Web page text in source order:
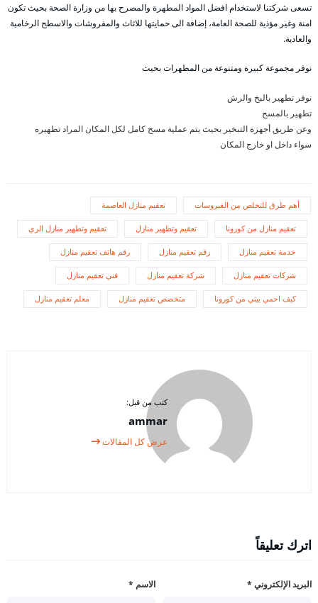
تسعى شركتنا لاستخدام افضل المواد المطهرة والمصرح بها من وزارة الصحة بحيث تكون
امنة وغير مؤذية للصحة العامة، إضافة الى حمايتها للاثاث والمفروشات والاسطح الرخامية
والعادية.
نوفر مجموعة كبيرة ومتنوعة من المطهرات بحيث
نوفر تطهير بالبخ والرش
تطهير بالمسح
وعن طريق أجهزة التبخير بحيث يتم عملية مسح كامل لكل المكان المراد تطهيره
سواء داخل او خارج المكان
أهم طرق للتخلص من الفيروسات تعقيم منازل العاصمة
تعقيم منازل من كورونا تعقيم وتطهير منازل تعقيم وتطهير منازل الري
خدمة تعقيم منازل رقم تعقيم منازل رقم هاتف تعقيم منازل
شركات تعقيم منازل شركة تعقيم منازل فني تعقيم منازل
كيف احمي بيتي من كورونا متخصص تعقيم منازل معلم تعقيم منازل
كتب من قبل:
ammar
عرض كل المقالات
اترك تعليقاً
الاسم * البريد الإلكتروني *